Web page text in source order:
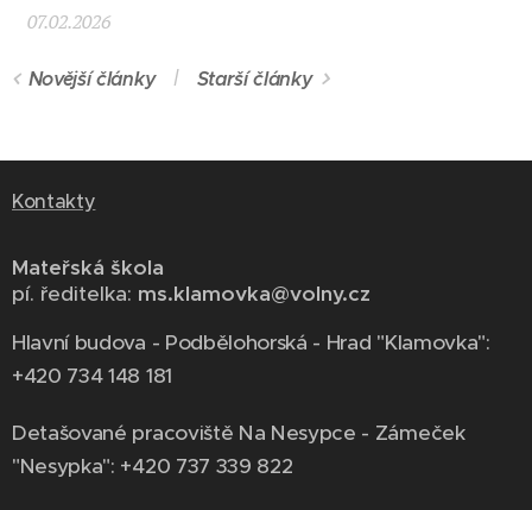
07.02.2026
Novější články Starší články
Kontakty
Mateřská škola
pí. ředitelka: ms.klamovka@volny.cz
Hlavní budova - Podbělohorská - Hrad "Klamovka":
+420 734 148 181
Detašované pracoviště Na Nesypce - Zámeček
"Nesypka": +420 737 339 822